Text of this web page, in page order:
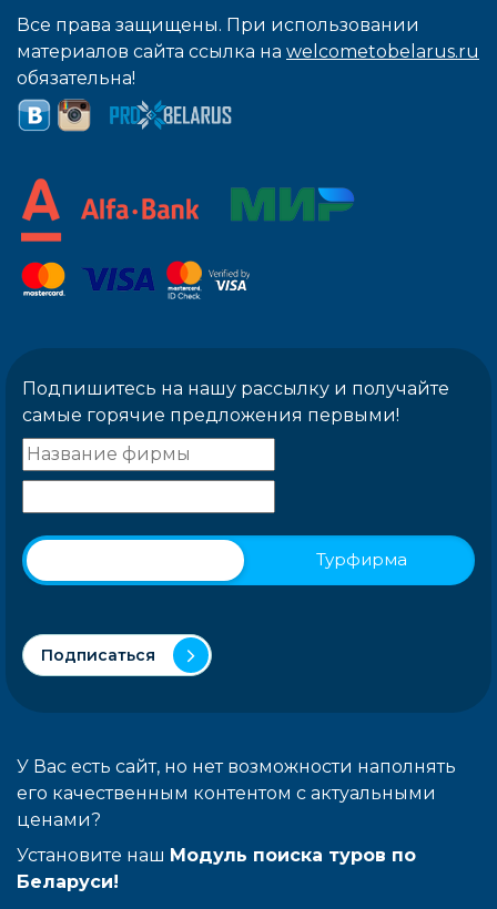
Все права защищены. При использовании
материалов сайта ссылка на welcometobelarus.ru
обязательна!
Подпишитесь на нашу рассылку и получайте
самые горячие предложения первыми!
Турфирма
Подписаться
У Вас есть сайт, но нет возможности наполнять
его качественным контентом с актуальными
ценами?
Установите наш Модуль поиска туров по
Беларуси!